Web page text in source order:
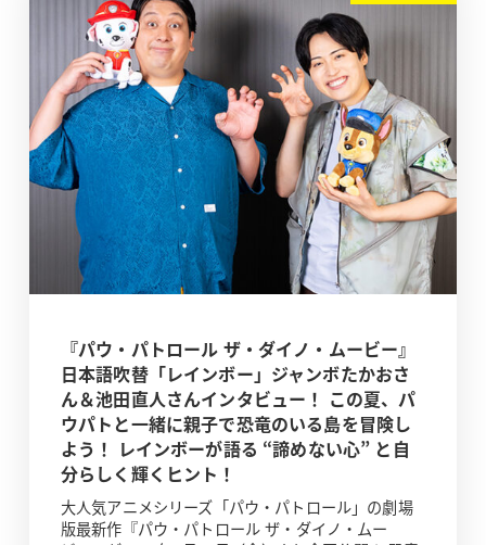
『パウ・パトロール ザ・ダイノ・ムービー』
日本語吹替「レインボー」ジャンボたかおさ
ん＆池田直人さんインタビュー！ この夏、パ
ウパトと一緒に親子で恐竜のいる島を冒険し
よう！ レインボーが語る “諦めない心” と自
分らしく輝くヒント！
大人気アニメシリーズ「パウ・パトロール」の劇場
版最新作『パウ・パトロール ザ・ダイノ・ムー